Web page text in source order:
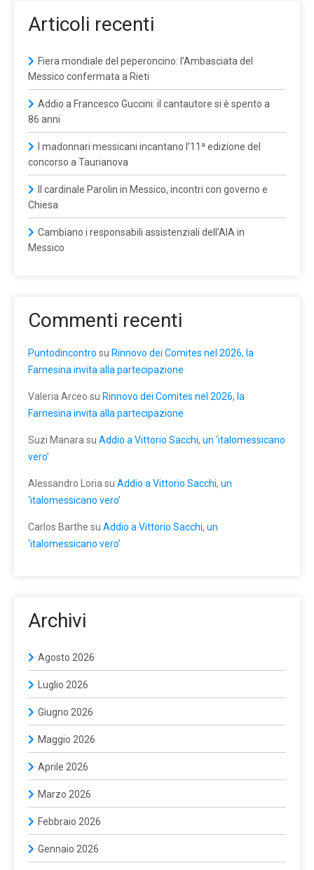
Articoli recenti
Fiera mondiale del peperoncino: l’Ambasciata del
Messico confermata a Rieti
Addio a Francesco Guccini: il cantautore si è spento a
86 anni
I madonnari messicani incantano l’11ª edizione del
concorso a Taurianova
Il cardinale Parolin in Messico, incontri con governo e
Chiesa
Cambiano i responsabili assistenziali dell’AIA in
Messico
Commenti recenti
Puntodincontro su Rinnovo dei Comites nel 2026, la
Farnesina invita alla partecipazione
Valeria Arceo su Rinnovo dei Comites nel 2026, la
Farnesina invita alla partecipazione
Suzi Manara su Addio a Vittorio Sacchi, un ‘italomessicano
vero’
Alessandro Loria su Addio a Vittorio Sacchi, un
‘italomessicano vero’
Carlos Barthe su Addio a Vittorio Sacchi, un
‘italomessicano vero’
Archivi
Agosto 2026
Luglio 2026
Giugno 2026
Maggio 2026
Aprile 2026
Marzo 2026
Febbraio 2026
Gennaio 2026